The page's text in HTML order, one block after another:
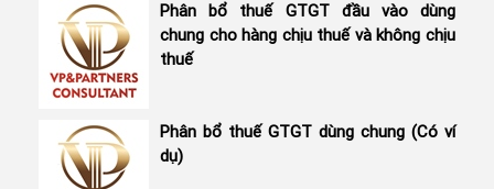
Phân bổ thuế GTGT đầu vào dùng
chung cho hàng chịu thuế và không chịu
thuế
Phân bổ thuế GTGT dùng chung (Có ví
dụ)